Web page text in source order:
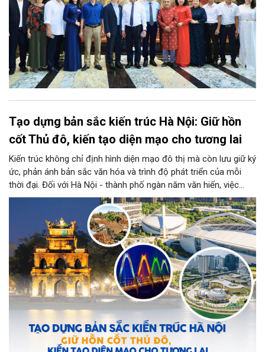
Tạo dựng bản sắc kiến trúc Hà Nội: Giữ hồn
cốt Thủ đô, kiến tạo diện mạo cho tương lai
Kiến trúc không chỉ định hình diện mạo đô thị mà còn lưu giữ ký
ức, phản ánh bản sắc văn hóa và trình độ phát triển của mỗi
thời đại. Đối với Hà Nội - thành phố ngàn năm văn hiến, việc
kiến tạo những công trình mới hài hòa với không gian lịch sử,
đồng thời phát huy vai trò của đội ngũ kiến trúc sư trong bảo
tồn và sáng tạo, là yêu cầu quan trọng để xây dựng Thủ đô
"Văn hiến - Văn minh - Hiện đại", đáp ứng yêu cầu phát triển
trong thời kỳ mới.